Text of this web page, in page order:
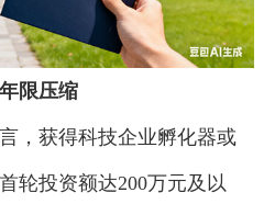
限压缩
获得科技企业孵化器或
轮投资额达200万元及以